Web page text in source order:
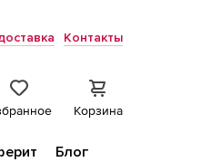
Контакты
Корзина
Блог